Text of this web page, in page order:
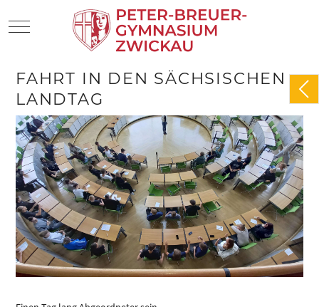
Mobile Menu Toggle
FAHRT IN DEN SÄCHSISCHEN
LANDTAG